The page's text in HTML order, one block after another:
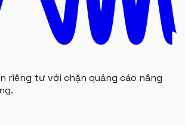
riêng tư với chặn quảng cáo nâng